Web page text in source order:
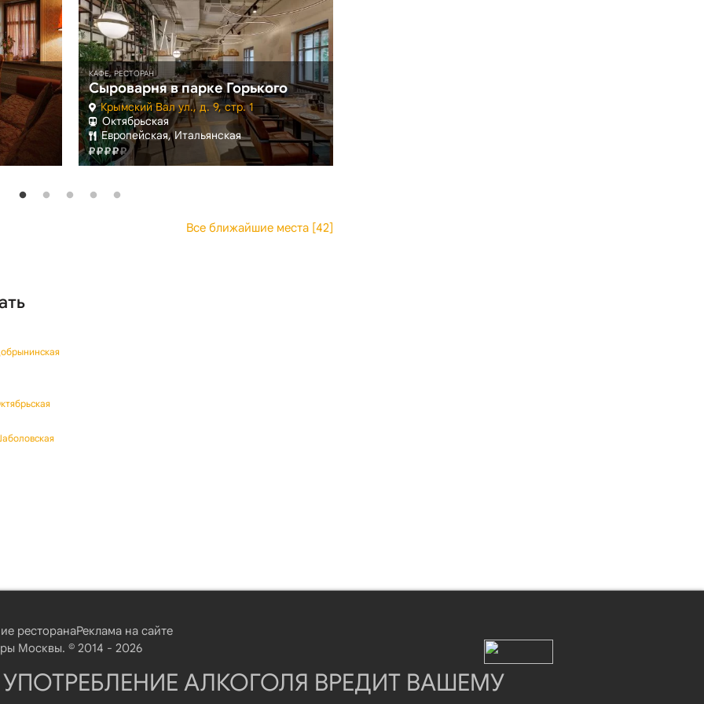
КАФЕ, РЕСТОРАН
Сыроварня в парке Горького
Крымский Вал ул., д. 9, стр. 1
Октябрьская
Европейская, Итальянская
Все ближайшие места [42]
ресторанаРеклама на сайте
Москвы. © 2014 - 2026
АЛКОГОЛЯ ВРЕДИТ ВАШЕМУ